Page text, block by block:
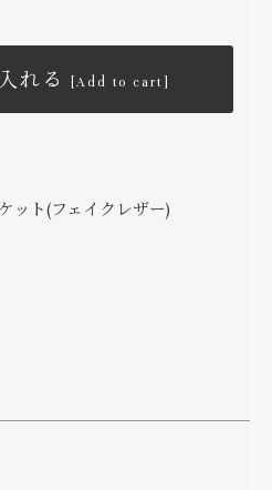
れる [Add to cart]
ット(フェイクレザー)